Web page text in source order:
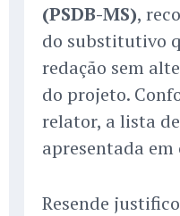
(PSDB-MS),
do substitutivo
redação sem
do projeto.
relator, a lista
apresentada
Resende